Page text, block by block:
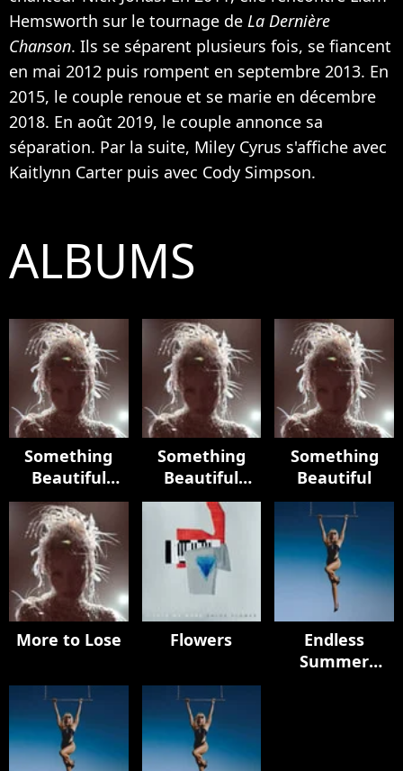
Hemsworth sur le tournage de La Dernière
Chanson. Ils se séparent plusieurs fois, se fiancent
en mai 2012 puis rompent en septembre 2013. En
2015, le couple renoue et se marie en décembre
2018. En août 2019, le couple annonce sa
séparation. Par la suite, Miley Cyrus s'affiche avec
Kaitlynn Carter puis avec Cody Simpson.
ALBUMS
Something
Beautiful
(Deluxe)
Something
Beautiful
(Edits)
Something
Beautiful
More to Lose Flowers
Endless
Summer